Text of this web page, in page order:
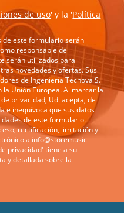
de uso' y la 'Política
de este formulario serán
responsable del
serán utilizados para
novedades y ofertas. Sus
de Ingeniería Tecnova S.
la Unión Europea. Al marcar la
privacidad, Ud. acepta, de
e inequívoca que sus datos
de este formulario.
rectificación, limitación y
a info@storemusic-
privacidad' tiene a su
y detallada sobre la